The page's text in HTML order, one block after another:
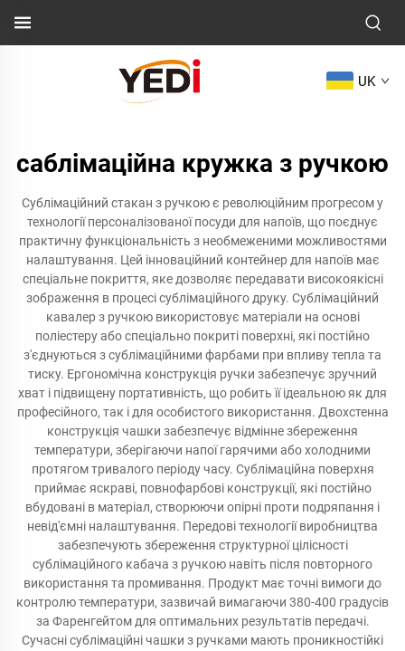
UK
саблімаційна кружка з ручкою
Сублімаційний стакан з ручкою є революційним прогресом у
технології персоналізованої посуди для напоїв, що поєднує
практичну функціональність з необмеженими можливостями
налаштування. Цей інноваційний контейнер для напоїв має
спеціальне покриття, яке дозволяє передавати високоякісні
зображення в процесі сублімаційного друку. Сублімаційний
кавалер з ручкою використовує матеріали на основі
поліестеру або спеціально покриті поверхні, які постійно
з'єднуються з сублімаційними фарбами при впливу тепла та
тиску. Ергономічна конструкція ручки забезпечує зручний
хват і підвищену портативність, що робить її ідеальною як для
професійного, так і для особистого використання. Двохстенна
конструкція чашки забезпечує відмінне збереження
температури, зберігаючи напої гарячими або холодними
протягом тривалого періоду часу. Сублімаційна поверхня
приймає яскраві, повнофарбові конструкції, які постійно
вбудовані в матеріал, створюючи опірні проти подряпання і
невід'ємні налаштування. Передові технології виробництва
забезпечують збереження структурної цілісності
сублімаційного кабача з ручкою навіть після повторного
використання та промивання. Продукт має точні вимоги до
контролю температури, зазвичай вимагаючи 380-400 градусів
за Фаренгейтом для оптимальних результатів передачі.
Сучасні сублімаційні чашки з ручками мають проникностійкі